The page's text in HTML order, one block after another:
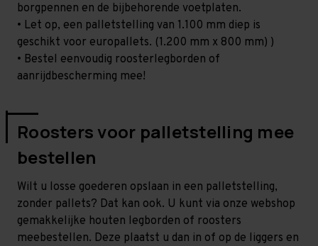
borgpennen en de bijbehorende voetplaten.
• Let op, een palletstelling van 1.100 mm diep is
geschikt voor europallets. (1.200 mm x 800 mm) )
• Bestel eenvoudig roosterlegborden of
aanrijdbescherming mee!
Roosters voor palletstelling mee
bestellen
Wilt u losse goederen opslaan in een palletstelling,
zonder pallets? Dat kan ook. U kunt via onze webshop
gemakkelijke houten legborden of roosters
meebestellen. Deze plaatst u dan in of op de liggers en